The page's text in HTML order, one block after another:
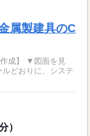
属製建具のC
面を見
どおりに、システ
）